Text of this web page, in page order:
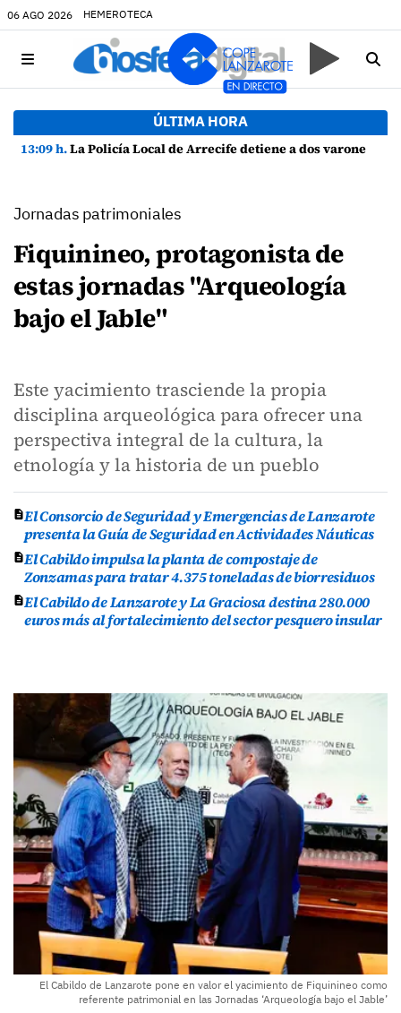
06 AGO 2026 HEMEROTECA
ÚLTIMA HORA
13:09 h.La Policía Local de Arrecife detiene a dos varones por altercado y amenazas con arma blanca
Jornadas patrimoniales
Fiquinineo, protagonista de
estas jornadas "Arqueología
bajo el Jable"
Este yacimiento trasciende la propia
disciplina arqueológica para ofrecer una
perspectiva integral de la cultura, la
etnología y la historia de un pueblo
El Consorcio de Seguridad y Emergencias de Lanzarote
presenta la Guía de Seguridad en Actividades Náuticas
El Cabildo impulsa la planta de compostaje de
Zonzamas para tratar 4.375 toneladas de biorresiduos
El Cabildo de Lanzarote y La Graciosa destina 280.000
euros más al fortalecimiento del sector pesquero insular
El Cabildo de Lanzarote pone en valor el yacimiento de Fiquinineo como
referente patrimonial en las Jornadas ‘Arqueología bajo el Jable’